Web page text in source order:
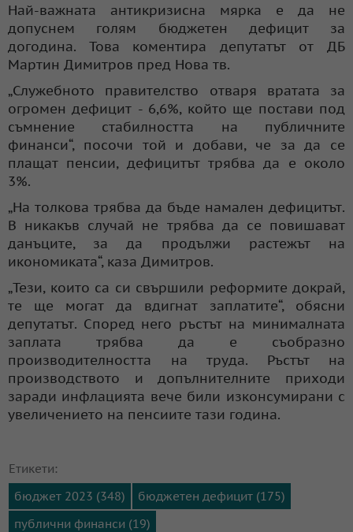
Най-важната антикризисна мярка е да не
допуснем голям бюджетен дефицит за
догодина. Това коментира депутатът от ДБ
Мартин Димитров пред Нова тв.
„Служебното правителство отваря вратата за
огромен дефицит - 6,6%, който ще постави под
съмнение стабилността на публичните
финанси“, посочи той и добави, че за да се
плащат пенсии, дефицитът трябва да е около
3%.
„На толкова трябва да бъде намален дефицитът.
В никакъв случай не трябва да се повишават
данъците, за да продължи растежът на
икономиката“, каза Димитров.
„Тези, които са си свършили реформите докрай,
те ще могат да вдигнат заплатите“, обясни
депутатът. Според него ръстът на минималната
заплата трябва да е съобразно
производителността на труда. Ръстът на
производството и допълнителните приходи
заради инфлацията вече били изконсумирани с
увеличението на пенсиите тази година.
Етикети:
бюджет 2023 (348)
бюджетен дефицит (175)
публични финанси (19)